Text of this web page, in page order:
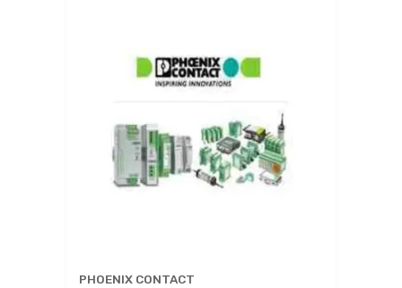
PHOENIX CONTACT